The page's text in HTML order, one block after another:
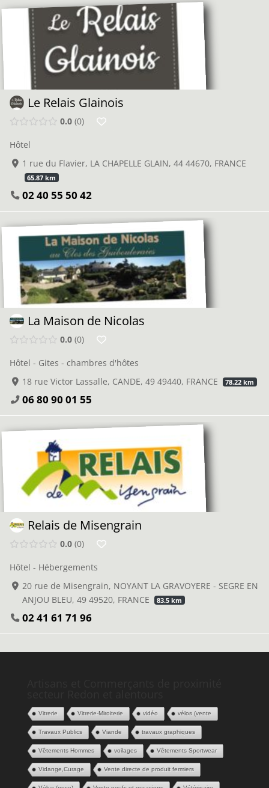
Le Relais Glainois
0.0 0
Hôtel
1 rue du Flavier, LA CHAPELLE GLAIN, 44 44670, FRANCE
65.87 km
02 40 55 50 42
La Maison de Nicolas
0.0 0
Hôtel - Gites - chambres d'hôtes
18 rue Victor Lassalle, CANDE, 49 49440, FRANCE
78.22 km
06 80 90 01 55
Relais de Misengrain
0.0 0
Hôtel - Hébergements
20 rue de Misengrain, NOYANT LA GRAVOYERE - SEGRE EN
ANJOU BLEU, 49 49520, FRANCE
83.5 km
02 41 61 71 96
Vitrerie Vitrerie-Miroiterie vidéo vélos (vente
Travaux Publics Viande travaux graphiques
Vêtements Hommes voilages Vêtements Sportwear
Vidange,Curage Vente directe de produit fermiers